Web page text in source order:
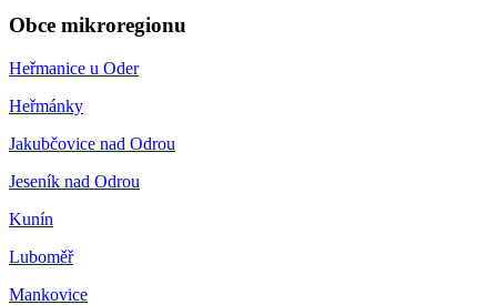
Obce mikroregionu
Heřmanice u Oder
Heřmánky
Jakubčovice nad Odrou
Jeseník nad Odrou
Kunín
Luboměř
Mankovice